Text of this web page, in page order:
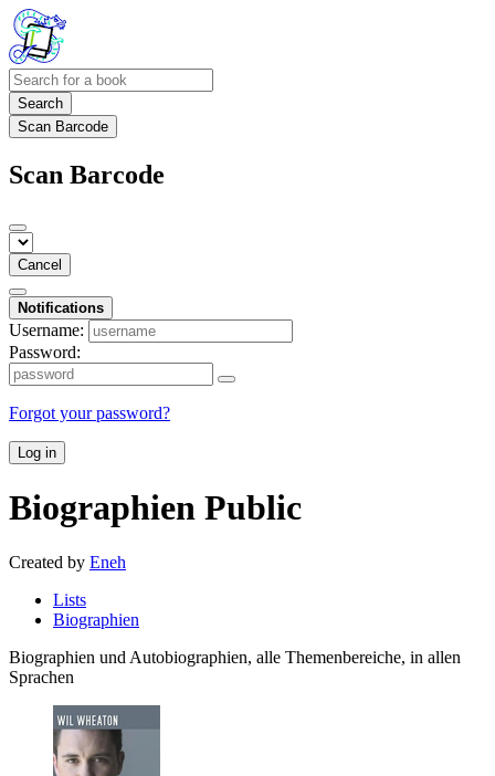
Search
Scan Barcode
Scan Barcode
Cancel
Notifications
Username:
Password:
Forgot your password?
Log in
Biographien Public
Created by Eneh
Lists
Biographien
Biographien und Autobiographien, alle Themenbereiche, in allen
Sprachen